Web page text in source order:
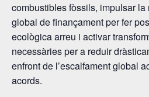
combustibles fòssils, impulsar la
global de finançament per fer
ecològica arreu i activar
necessàries per a reduir
enfront de l’escalfament global
acords.